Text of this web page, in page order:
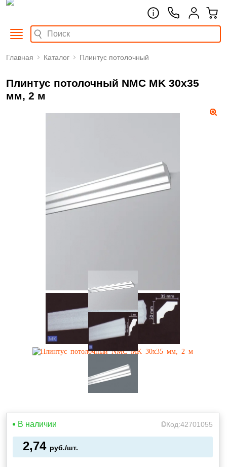
Главная Каталог Плинтус потолочный
Плинтус потолочный NMC MK 30х35
мм, 2 м
В наличии Код:42701055
2,74 руб./шт.